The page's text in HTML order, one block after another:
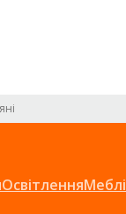
ОсвітленняМеблі